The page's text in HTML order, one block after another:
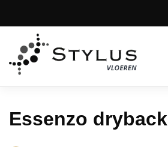
Essenzo